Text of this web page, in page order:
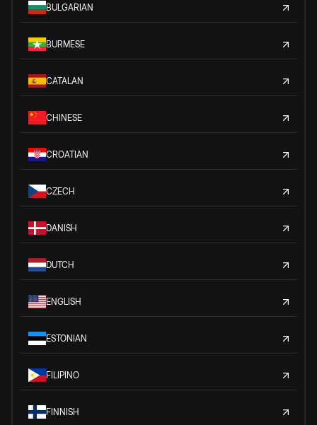
BULGARIAN
BURMESE
CATALAN
CHINESE
CROATIAN
CZECH
DANISH
DUTCH
ENGLISH
ESTONIAN
FILIPINO
FINNISH